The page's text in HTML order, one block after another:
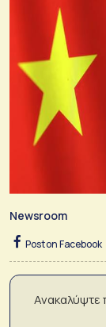
Newsroom
Post on Facebook
Ανακαλύψτε